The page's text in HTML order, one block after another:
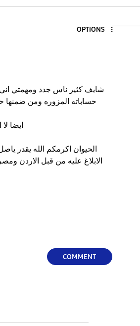
OPTIONS
شايف كثير ناس جدد ومهمتي
الحيوان اكرمكم الله يقدر
الابلاغ عليه من قبل الاردن
COMMENT